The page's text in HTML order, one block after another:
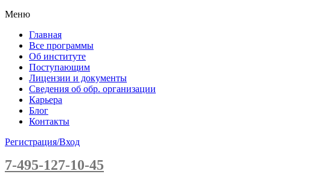
Меню
Главная
Все программы
Об институте
Поступающим
Лицензии и документы
Сведения об обр. организации
Карьера
Блог
Контакты
Регистрация/Вход
7-495-127-10-45